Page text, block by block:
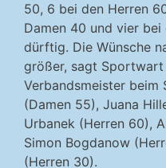
50, 6 bei den Herren
Damen 40 und vier
dürftig. Die Wünsche
größer, sagt Sportwart
Verbandsmeister beim
(Damen 55), Juana
Urbanek (Herren 60),
Simon Bogdanow
(Herren 30).